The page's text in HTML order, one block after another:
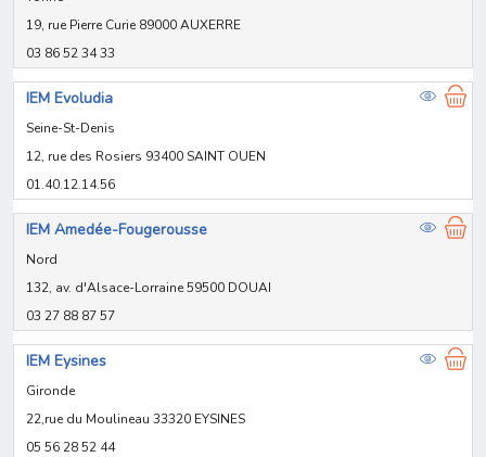
19, rue Pierre Curie 89000 AUXERRE
03 86 52 34 33
IEM Evoludia
Seine-St-Denis
12, rue des Rosiers 93400 SAINT OUEN
01.40.12.14.56
IEM Amedée-Fougerousse
Nord
132, av. d'Alsace-Lorraine 59500 DOUAI
03 27 88 87 57
IEM Eysines
Gironde
22,rue du Moulineau 33320 EYSINES
05 56 28 52 44